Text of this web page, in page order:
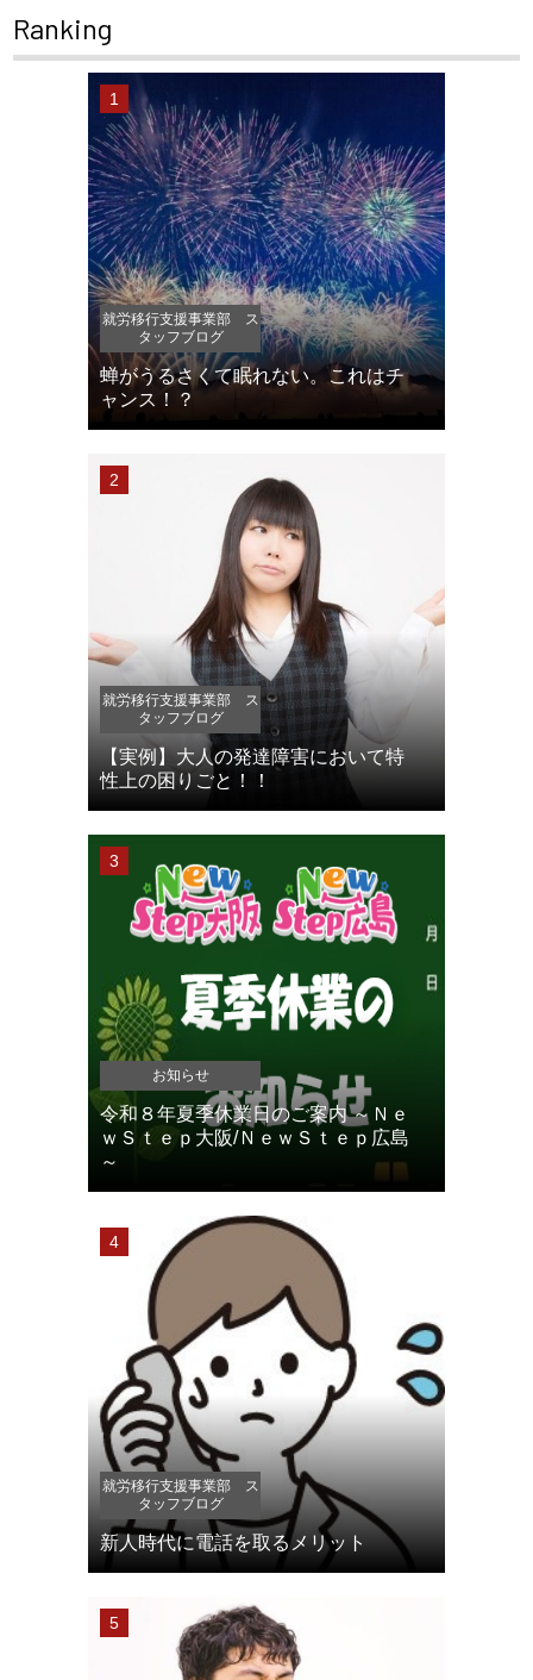
Ranking
就労移行支援事業部 ス
タッフブログ
蝉がうるさくて眠れない。これはチ
ャンス！？
就労移行支援事業部 ス
タッフブログ
【実例】大人の発達障害において特
性上の困りごと！！
お知らせ
令和８年夏季休業日のご案内 ～Ｎｅ
ｗＳｔｅｐ大阪/ＮｅｗＳｔｅｐ広島
～
就労移行支援事業部 ス
タッフブログ
新人時代に電話を取るメリット